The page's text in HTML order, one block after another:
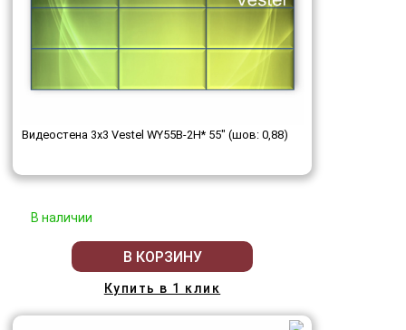
Видеостена 3x3 Vestel WY55B-2H* 55" (шов: 0,88)
В наличии
В КОРЗИНУ
Купить в 1 клик